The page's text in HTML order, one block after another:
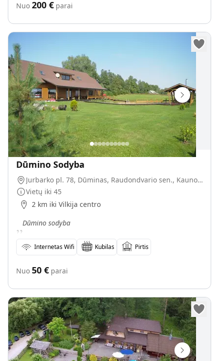
Nuo 200 € parai
Dūmino Sodyba
Jurbarko pl. 78, Dūminas, Raudondvario sen., Kauno r. sav., LT-54110
Vietų iki 45
2 km iki Vilkija centro
„Dūmino sodyba
Internetas Wifi Kubilas Pirtis
Nuo 50 € parai